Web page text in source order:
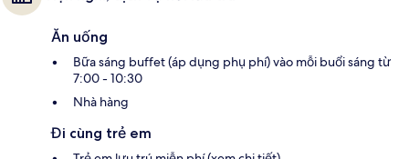
Ăn uống
Bữa sáng buffet (áp dụng phụ phí) vào mỗi buổi sáng từ
7:00 - 10:30
Nhà hàng
Đi cùng trẻ em